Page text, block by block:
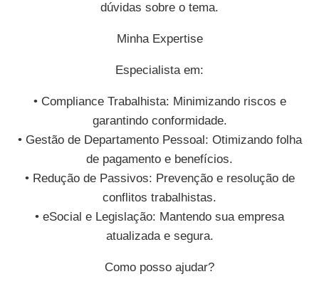
dúvidas sobre o tema.
Minha Expertise
Especialista em:
• Compliance Trabalhista: Minimizando riscos e
garantindo conformidade.
• Gestão de Departamento Pessoal: Otimizando folha
de pagamento e benefícios.
• Redução de Passivos: Prevenção e resolução de
conflitos trabalhistas.
• eSocial e Legislação: Mantendo sua empresa
atualizada e segura.
Como posso ajudar?